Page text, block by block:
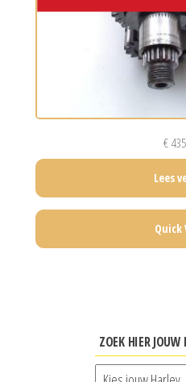
€
Lees
Quick
ZOEK HIER